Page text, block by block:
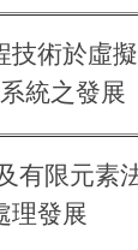
技術於虛
統之發展
有限元素
理發展